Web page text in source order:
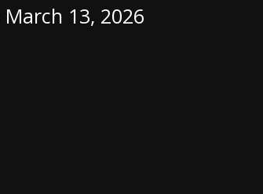
March 13, 2026